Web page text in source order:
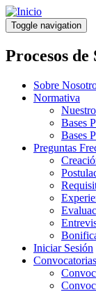
Pasar
al
contenido
principal
Toggle navigation
Procesos de
Sobre
Normativa
Bases
Bases
Preguntas
Iniciar Sesión
Convocatorias